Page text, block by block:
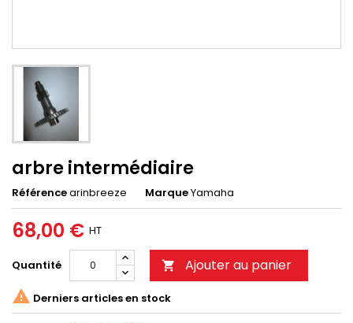
arbre intermédiaire
Référencearinbreeze MarqueYamaha
68,00 € HT
Quantité  Ajouter au panier
 Derniers articles en stock